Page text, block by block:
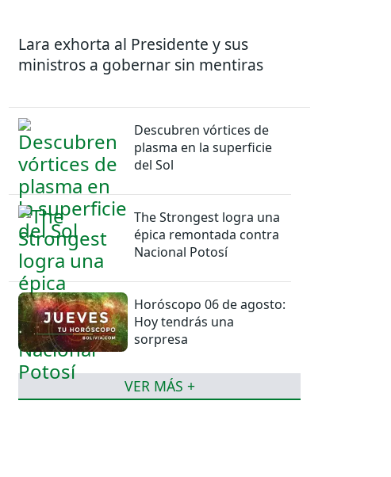
Lara exhorta al Presidente y sus
ministros a gobernar sin mentiras
Descubren vórtices de
plasma en la superficie
del Sol
The Strongest logra una
épica remontada contra
Nacional Potosí
Horóscopo 06 de agosto:
Hoy tendrás una
sorpresa
VER MÁS +